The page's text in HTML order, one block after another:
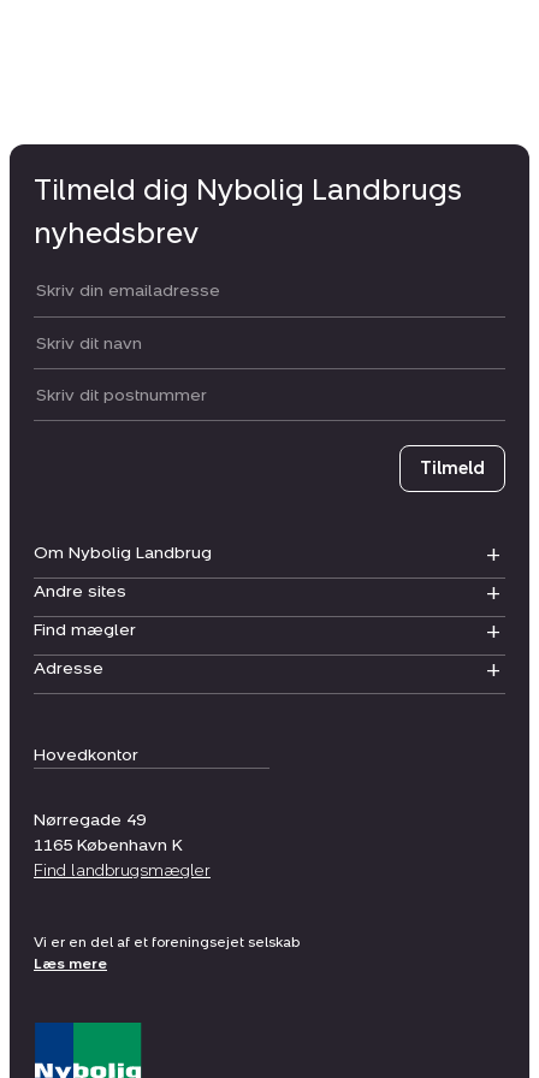
Hovedkontor
Nørregade 49
1165 København K
Find landbrugsmægler
Om Nybolig Landbrug
Andre sites
Find mægler
Adresse
Tilmeld dig Nybolig Landbrugs
nyhedsbrev
Din email:
Dit navn:
Postnummer
Tilmeld
Vi er en del af et foreningsejet selskab
Læs mere